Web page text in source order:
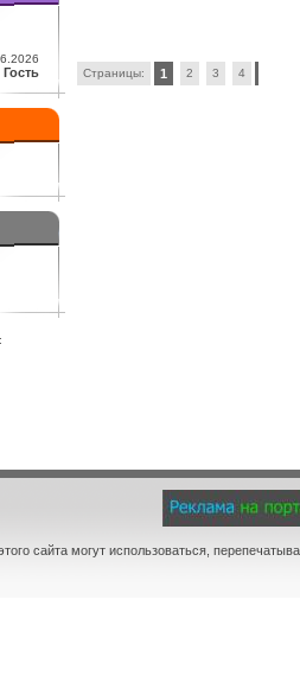
Гость Страницы: 1 2 3 4
сайта могут использоваться,